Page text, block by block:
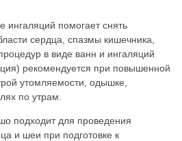
ингаляций помогает снять
сердца, спазмы кишечника,
в виде ванн и ингаляций
рекомендуется при повышенной
утомляемости, одышке,
по утрам.
подходит для проведения
и шеи при подготовке к